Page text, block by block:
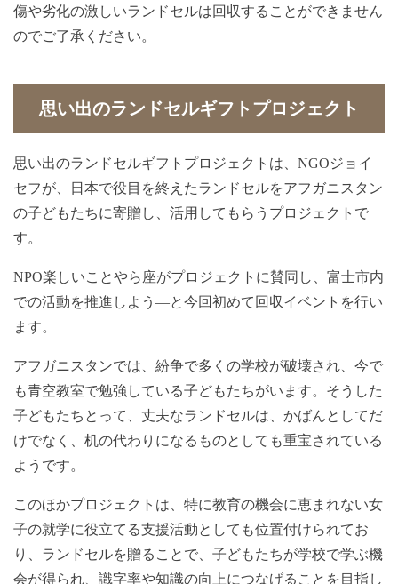
傷や劣化の激しいランドセルは回収することができません
のでご了承ください。
思い出のランドセルギフトプロジェクト
思い出のランドセルギフトプロジェクトは、NGOジョイ
セフが、日本で役目を終えたランドセルをアフガニスタン
の子どもたちに寄贈し、活用してもらうプロジェクトで
す。
NPO楽しいことやら座がプロジェクトに賛同し、富士市内
での活動を推進しよう―と今回初めて回収イベントを行い
ます。
アフガニスタンでは、紛争で多くの学校が破壊され、今で
も青空教室で勉強している子どもたちがいます。そうした
子どもたちとって、丈夫なランドセルは、かばんとしてだ
けでなく、机の代わりになるものとしても重宝されている
ようです。
このほかプロジェクトは、特に教育の機会に恵まれない女
子の就学に役立てる支援活動としても位置付けられてお
り、ランドセルを贈ることで、子どもたちが学校で学ぶ機
会が得られ、識字率や知識の向上につなげることを目指し